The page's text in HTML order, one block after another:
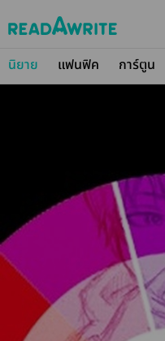
นิยาย แฟนฟิค การ์ตูน